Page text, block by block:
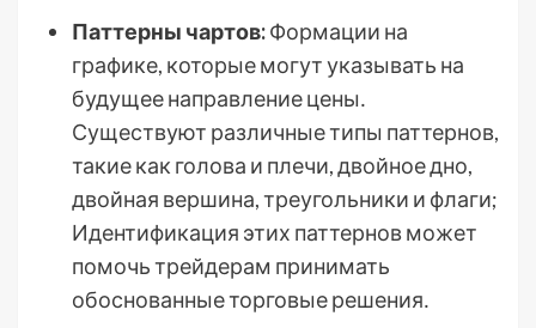
Паттерны чартов:Формации на
графике, которые могут указывать на
будущее направление цены․
Существуют различные типы паттернов,
такие как голова и плечи, двойное дно,
двойная вершина, треугольники и флаги;
Идентификация этих паттернов может
помочь трейдерам принимать
обоснованные торговые решения․